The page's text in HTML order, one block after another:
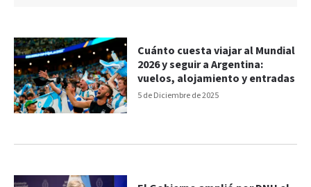
5 de Diciembre de 2025
Cuánto cuesta viajar al Mundial
2026 y seguir a Argentina:
vuelos, alojamiento y entradas